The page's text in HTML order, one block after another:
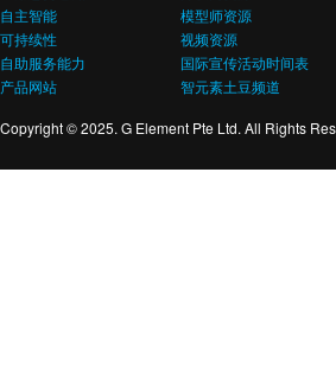
自主智能
可持续性
自助服务能力
产品网站
模型师资源
视频资源
国际宣传活动时间表
智元素土豆频道
Copyright © 2025. G Element Pte Ltd. All Rights